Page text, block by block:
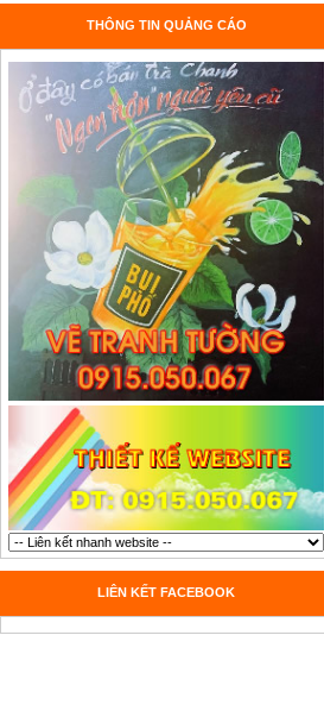
THÔNG TIN QUẢNG CÁO
LIÊN KẾT FACEBOOK